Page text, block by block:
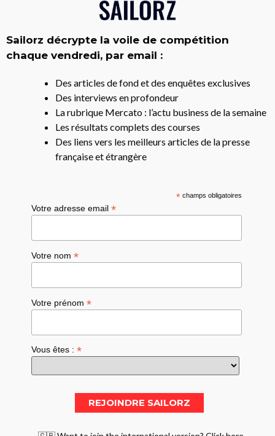
Sailorz décrypte la voile de compétition
chaque vendredi, par email :
Des articles de fond et des enquêtes exclusives
Des interviews en profondeur
La rubrique Mercato : l’actu business de la semaine
Les résultats complets des courses
Des liens vers les meilleurs articles de la presse
française et étrangère
*champs obligatoires
Votre adresse email*
Votre nom*
Votre prénom*
Vous êtes :*